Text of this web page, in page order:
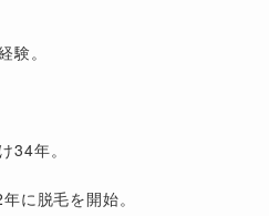
。
34年。
に脱毛を開始。